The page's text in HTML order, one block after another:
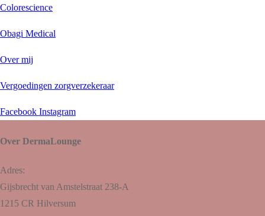
Colorescience
Obagi Medical
Over mij
Vergoedingen zorgverzekeraar
Facebook Instagram
Over DermaLounge
Adres:
Gijsbrecht van Amstelstraat 238-A
1215 CR Hilversum